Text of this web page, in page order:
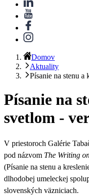
Domov
Aktuality
Písanie na stenu a
Písanie na
svetlom -
V priestoroch Galérie
pod názvom The Writing
(Písanie na stenu a
dlhodobej umeleckej
slovenských väzniciach.